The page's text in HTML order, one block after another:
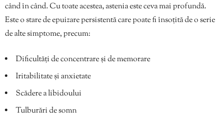
când în când. Cu toate acestea, astenia este ceva mai profundă.
Este o stare de epuizare persistentă care poate fi însoțită de o serie
de alte simptome, precum:
Dificultăți de concentrare și de memorare
Iritabilitate și anxietate
Scădere a libidoului
Tulburări de somn